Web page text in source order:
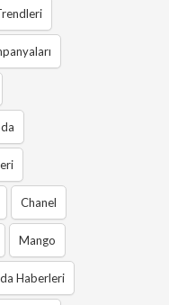
Chanel
Mango
Haberleri